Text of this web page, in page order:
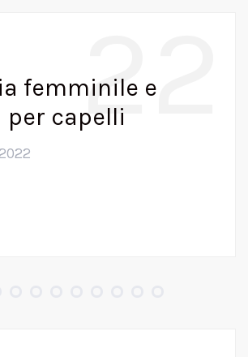
22
femminile e
per capelli